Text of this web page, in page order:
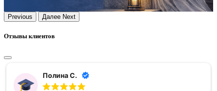
Previous Далее Next
Отзывы клиентов
Полина С.